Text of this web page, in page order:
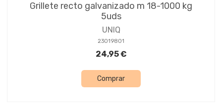
Grillete recto galvanizado m 18-1000 kg
5uds
UNIQ
23019801
24,95 €
Comprar